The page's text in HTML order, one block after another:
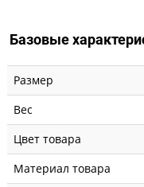
Базовые
Размер
Вес
Цвет товара
Материал товара